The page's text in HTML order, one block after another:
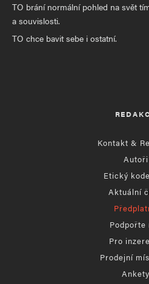
TO brání normální pohled na svět
a souvislosti.
TO chce bavit sebe i ostatní.
Kontakt &
Autoři
Etický
Aktuální
Podpořte
Pro
Prodejní
Ankety